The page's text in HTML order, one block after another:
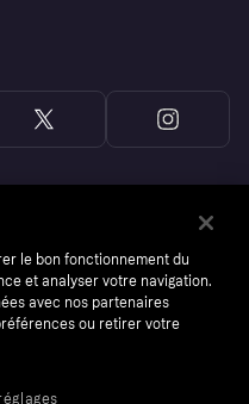
le bon fonctionnement du
et analyser votre navigation.
avec nos partenaires
ou retirer votre